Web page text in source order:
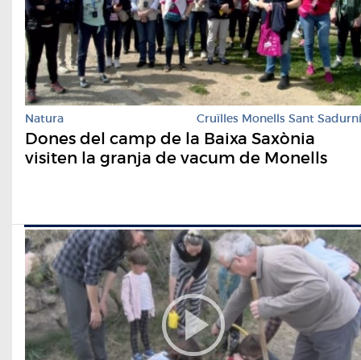
Natura Cruïlles Monells Sant Sadurní
Dones del camp de la Baixa Saxònia
visiten la granja de vacum de Monells